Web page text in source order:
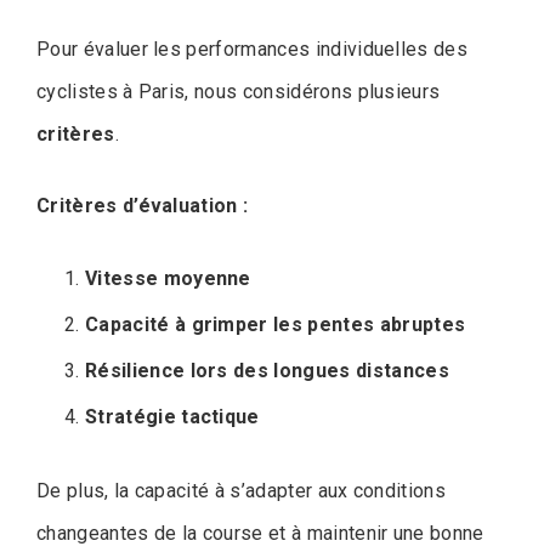
Pour évaluer les performances individuelles des
cyclistes à Paris, nous considérons plusieurs
critères.
Critères d’évaluation :
Vitesse moyenne
Capacité à grimper les pentes abruptes
Résilience lors des longues distances
Stratégie tactique
De plus, la capacité à s’adapter aux conditions
changeantes de la course et à maintenir une bonne